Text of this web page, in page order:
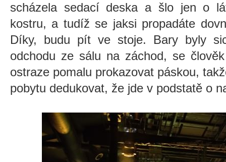
scházela sedací deska a šlo jen o
kostru, a tudíž se jaksi propadáte
Díky, budu pít ve stoje. Bary byly
odchodu ze sálu na záchod, se
ostraze pomalu prokazovat páskou,
pobytu dedukovat, že jde v podstatě o